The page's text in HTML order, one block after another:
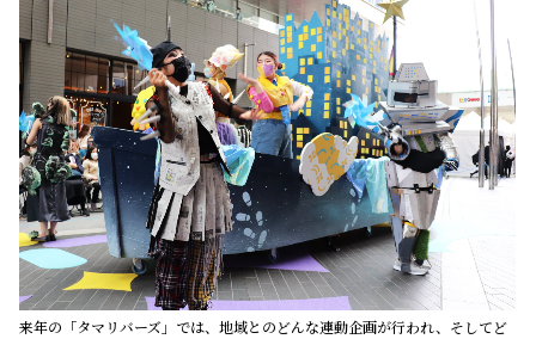
来年の「タマリバーズ」では、地域とのどんな連動企画が行われ、そしてど